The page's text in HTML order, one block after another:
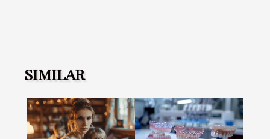
SIMILAR